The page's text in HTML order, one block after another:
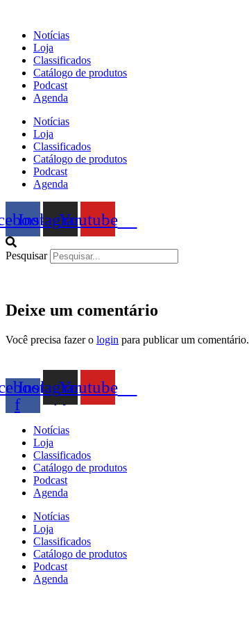
conteúdo
Notícias
Loja
Classificados
Catálogo de produtos
Podcast
Agenda
Notícias
Loja
Classificados
Catálogo de produtos
Podcast
Agenda
InstagramYoutube
Pesquisar
Deixe um comentário
Você precisa fazer o login para publicar um comentário.
f
InstagramYoutube
Notícias
Loja
Classificados
Catálogo de produtos
Podcast
Agenda
Notícias
Loja
Classificados
Catálogo de produtos
Podcast
Agenda